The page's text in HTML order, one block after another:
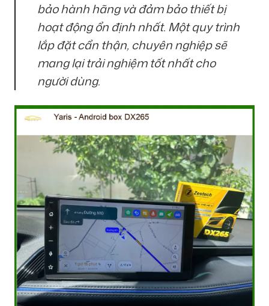
bảo hành hãng và đảm bảo thiết bị
hoạt động ổn định nhất. Một quy trình
lắp đặt cẩn thận, chuyên nghiệp sẽ
mang lại trải nghiệm tốt nhất cho
người dùng.